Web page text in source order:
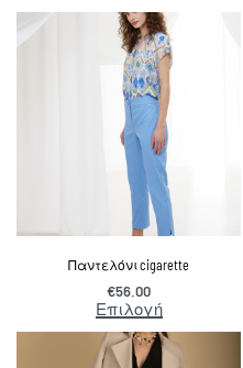
Παντελόνι cigarette
€56.00
Επιλογή